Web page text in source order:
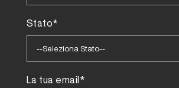
Stato*
La tua email*